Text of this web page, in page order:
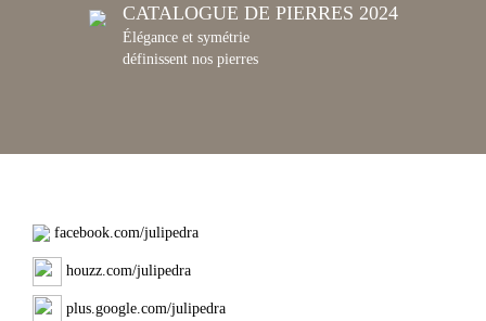
CATALOGUE DE PIERRES 2024
Élégance et symétrie
définissent nos pierres
facebook.com/julipedra
houzz.com/julipedra
plus.google.com/julipedra